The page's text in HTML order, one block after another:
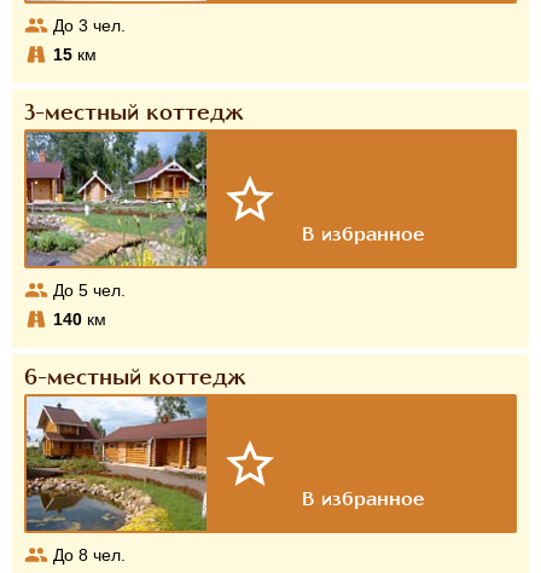
До 3 чел.
15 км
3-местный коттедж
До 5 чел.
140 км
6-местный коттедж
До 8 чел.